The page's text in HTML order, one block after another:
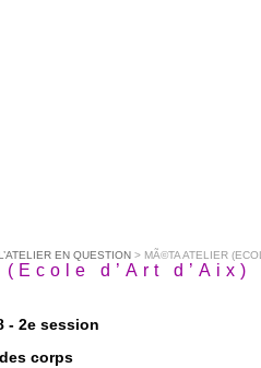
EN QUESTION > MÃ©TA ATELIER
d’Art d’Aix)
- 2e session
corps